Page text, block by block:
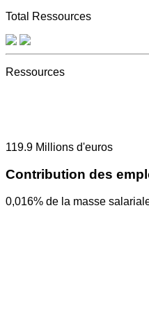
Total Ressources
Ressources
119.9 Millions d'euros
Contribution des
0,016% de la masse